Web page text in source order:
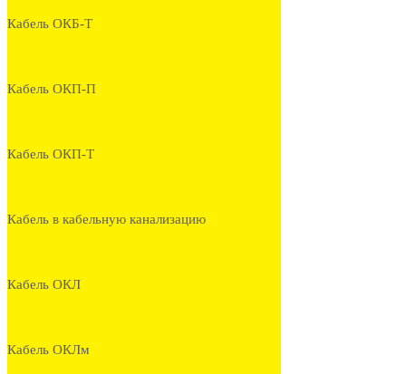
Кабель ОКБ-Т
Кабель ОКП-П
Кабель ОКП-Т
Кабель в кабельную канализацию
Кабель ОКЛ
Кабель ОКЛм